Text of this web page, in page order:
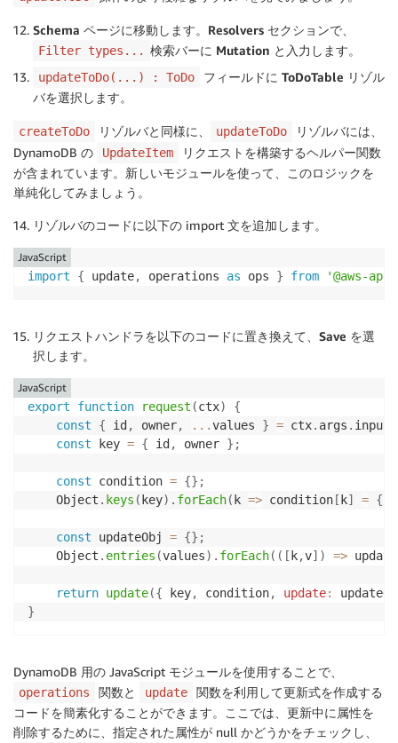
Schema ページに移動します。 Resolvers セクションで、
Filter types... 検索バーに Mutation と入力します。
updateToDo(...) : ToDo フィールドに ToDoTable リゾル
バを選択します。
createToDo リゾルバと同様に、 updateToDo
リゾルバには、
DynamoDB の
UpdateItem
リクエストを構築するヘルパー関数
が含まれています。新しいモジュールを使って、このロジックを
単純化してみましょう。
リゾルバのコードに以下の import 文を追加します。
import { update, operations as ops } from '@aws-
JavaScript
リクエストハンドラを以下のコードに置き換えて、 Save を選
択します。
export function request (ctx)
{
const
{ id , owner, ...values } = ctx. args . input
const key = { id , owner } ;
const condition = {} ;
    Object
. keys ( key) . forEach( k => condition [ k] = {
const updateObj = {} ;
    Object
. entries (values) . forEach( ( [ k,v] ) =>
return update({ key, condition, update:
}
JavaScript
DynamoDB 用の JavaScript モジュールを使用することで、
operations 関数と update
関数を利用して更新式を作成する
コードを簡素化することができます。ここでは、更新中に属性を
削除するために、指定された属性が null かどうかをチェックし、